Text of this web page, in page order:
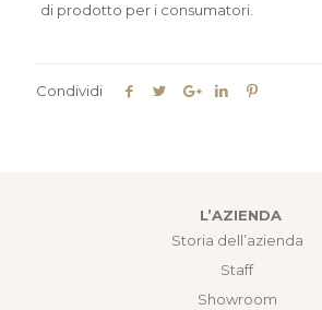
di prodotto per i consumatori.
Condividi
L’AZIENDA
Storia dell’azienda
Staff
Showroom